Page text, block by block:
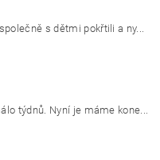
s dětmi pokřtili a ny...
týdnů. Nyní je máme kone...